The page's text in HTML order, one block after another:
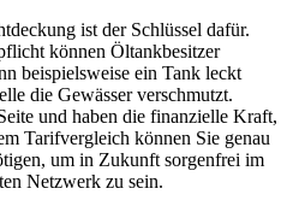
ist der Schlüssel dafür.
können Öltankbesitzer
beispielsweise ein Tank leckt
die Gewässer verschmutzt.
und haben die finanzielle Kraft,
Tarifvergleich können Sie genau
um in Zukunft sorgenfrei im
Netzwerk zu sein.